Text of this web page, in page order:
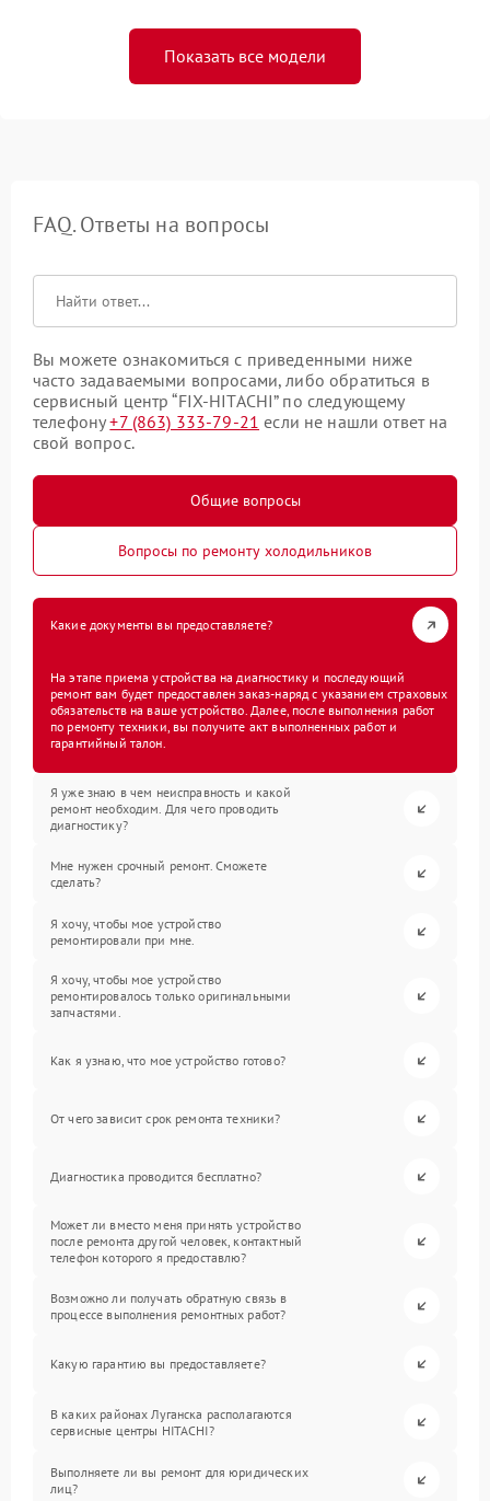
Показать все модели
FAQ. Ответы на вопросы
Вы можете ознакомиться с приведенными ниже
часто задаваемыми вопросами, либо обратиться в
сервисный центр “FIX-HITACHI” по следующему
телефону+7 (863) 333-79-21 если не нашли ответ на
свой вопрос.
Общие вопросы
Вопросы по ремонту холодильников
Какие документы вы предоставляете?
На этапе приема устройства на диагностику и последующий
ремонт вам будет предоставлен заказ-наряд с указанием страховых
обязательств на ваше устройство. Далее, после выполнения работ
по ремонту техники, вы получите акт выполненных работ и
гарантийный талон.
Я уже знаю в чем неисправность и какой
ремонт необходим. Для чего проводить
диагностику?
Мне нужен срочный ремонт. Сможете
сделать?
Я хочу, чтобы мое устройство
ремонтировали при мне.
Я хочу, чтобы мое устройство
ремонтировалось только оригинальными
запчастями.
Как я узнаю, что мое устройство готово?
От чего зависит срок ремонта техники?
Диагностика проводится бесплатно?
Может ли вместо меня принять устройство
после ремонта другой человек, контактный
телефон которого я предоставлю?
Возможно ли получать обратную связь в
процессе выполнения ремонтных работ?
Какую гарантию вы предоставляете?
В каких районах Луганска располагаются
сервисные центры HITACHI?
Выполняете ли вы ремонт для юридических
лиц?